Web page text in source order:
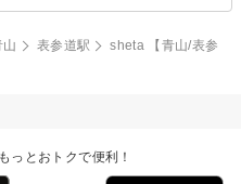
表参道駅
sheta 【青山/表参
っとおトクで便利！